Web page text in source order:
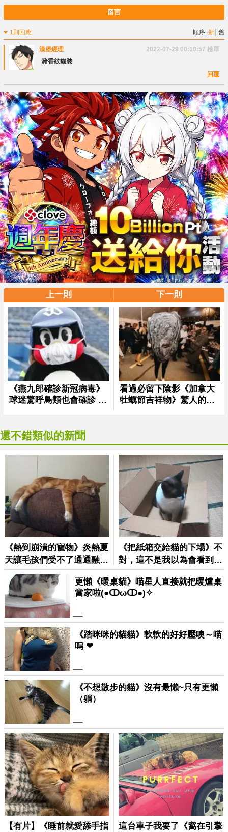
留言
1則回應 順序:新 │舊
漢堡經理 2022-07-29 00:10:57 檢舉
豬香紋貓裝
回覆
上一則 下一則
還不錯類似的新聞